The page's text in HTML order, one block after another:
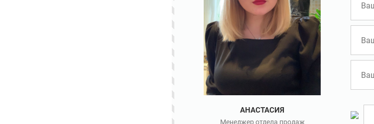
АНАСТАСИЯ
Менеджер отдела продаж